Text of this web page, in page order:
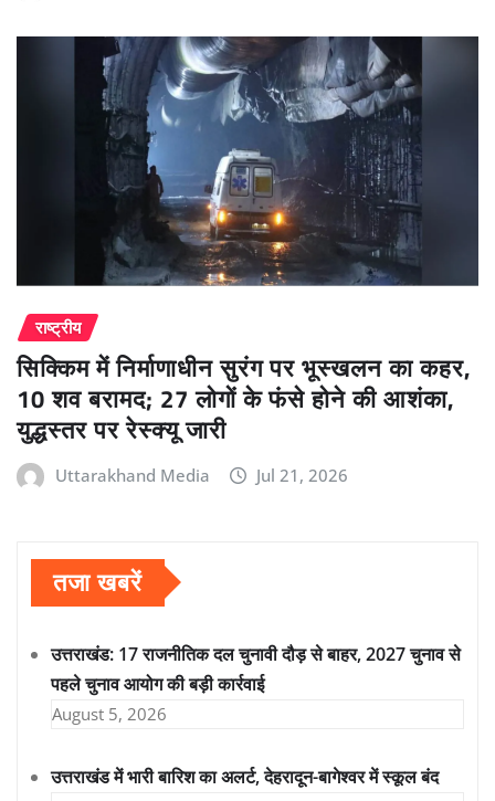
राष्ट्रीय
सिक्किम में निर्माणाधीन सुरंग पर भूस्खलन का कहर,
10 शव बरामद; 27 लोगों के फंसे होने की आशंका,
युद्धस्तर पर रेस्क्यू जारी
Uttarakhand Media Jul 21, 2026
तजा खबरें
उत्तराखंड: 17 राजनीतिक दल चुनावी दौड़ से बाहर, 2027 चुनाव से
पहले चुनाव आयोग की बड़ी कार्रवाई
August 5, 2026
उत्तराखंड में भारी बारिश का अलर्ट, देहरादून-बागेश्वर में स्कूल बंद